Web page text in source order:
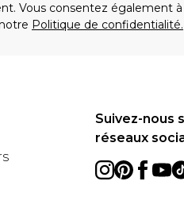
Vous consentez également à
Politique de confidentialité.
Suivez-nous
réseaux